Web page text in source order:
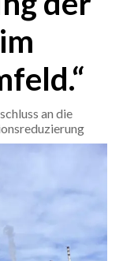
an die